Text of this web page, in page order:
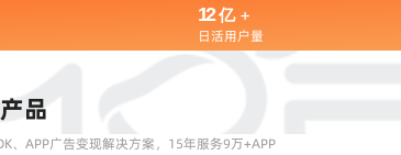
12 亿 +
日活用户量
品
、APP广告变现解决方案，15年服务9万+APP